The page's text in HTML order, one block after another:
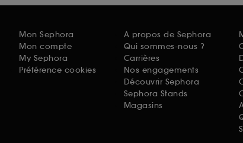
Mon Sephora
Mon compte
My Sephora
Préférence cookies
A propos de Sephora
Qui sommes-nous ?
Carrières
Nos engagements
Découvrir Sephora
Sephora Stands
Magasins